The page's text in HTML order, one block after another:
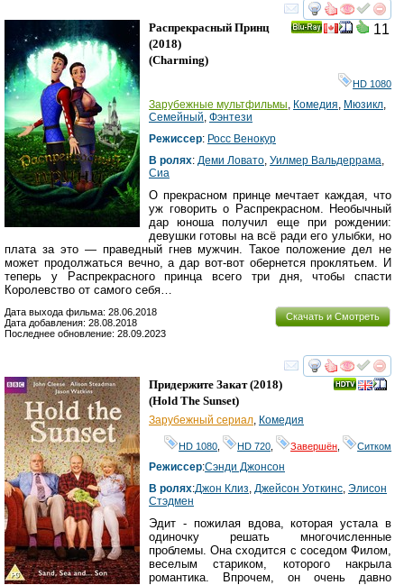
смотреть
11
Распрекрасный Принц
(2018)
(Charming)
HD 1080
Зарубежные мультфильмы, Комедия, Мюзикл,
Семейный, Фэнтези
Режиссер: Росс Венокур
В ролях: Деми Ловато, Уилмер Вальдеррама,
Сиа
О прекрасном принце мечтает каждая, что
уж говорить о Распрекрасном. Необычный
дар юноша получил еще при рождении:
девушки готовы на всё ради его улыбки, но
плата за это — праведный гнев мужчин. Такое положение дел не
может продолжаться вечно, а дар вот-вот обернется проклятьем. И
теперь у Распрекрасного принца всего три дня, чтобы спасти
Королевство от самого себя…
Скачать и Смотреть
Дата выхода фильма: 28.06.2018
Дата добавления: 28.08.2018
Последнее обновление: 28.09.2023
смотреть
Придержите Закат(2018)
(Hold The Sunset)
Зарубежный сериал, Комедия
HD 1080 HD 720 Завершён Ситком
Режиссер:Сэнди Джонсон
В ролях:Джон Клиз, Джейсон Уоткинс, Элисон
Стэдмен
Эдит - пожилая вдова, которая устала в
одиночку решать многочисленные
проблемы. Она сходится с соседом Филом,
веселым стариком, которого накрыла
романтика. Впрочем, он очень давно